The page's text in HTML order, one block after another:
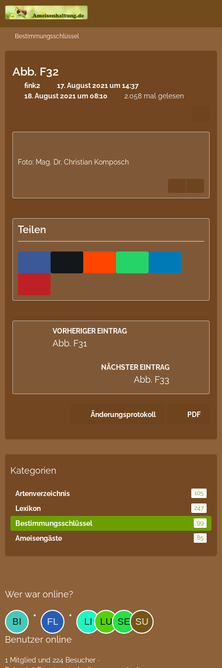
Bestimmungsschlüssel
Abb. F32
fink2
17. August 2021 um 14:37
18. August 2021 um 08:10
2.058 mal gelesen
Foto: Mag. Dr. Christian Komposch
Teilen
VORHERIGER EINTRAG
Abb. F31
NÄCHSTER EINTRAG
Abb. F33
Änderungsprotokoll PDF
Kategorien
Artenverzeichnis 105
Lexikon 247
Bestimmungsschlüssel 99
Ameisengäste 85
Wer war online?
Benutzer online
1 Mitglied und 224 Besucher